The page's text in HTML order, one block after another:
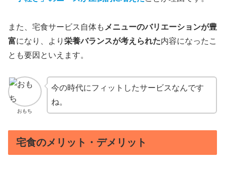
また、宅食サービス自体も メニューのバリエーションが豊
富になり、より 栄養バランスが考えられた内容になったこ
とも要因といえます。
おもち
今の時代にフィットしたサービスなんです
ね。
宅食のメリット・デメリット